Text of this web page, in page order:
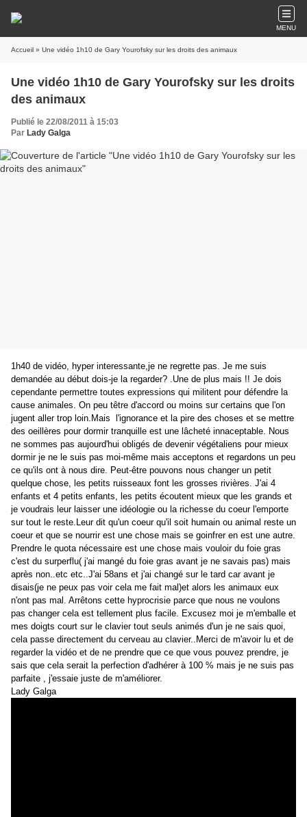
MENU
Accueil » Une vidéo 1h10 de Gary Yourofsky sur les droits des animaux
Une vidéo 1h10 de Gary Yourofsky sur les droits
des animaux
Publié le 22/08/2011 à 15:03
Par Lady Galga
1h40 de vidéo, hyper interessante,je ne regrette pas. Je me suis
demandée au début dois-je la regarder? .Une de plus mais !! Je dois
cependante permettre toutes expressions qui militent pour défendre la
cause animales. On peu têtre d'accord ou moins sur certains que l'on
jugent aller trop loin.Mais l'ignorance et la pire des choses et se mettre
des oeillères pour dormir tranquille est une lâcheté innaceptable. Nous
ne sommes pas aujourd'hui obligés de devenir végétaliens pour mieux
dormir je ne le suis pas moi-même mais acceptons et regardons un peu
ce qu'ils ont à nous dire. Peut-être pouvons nous changer un petit
quelque chose, les petits ruisseaux font les grosses rivières. J'ai 4
enfants et 4 petits enfants, les petits écoutent mieux que les grands et
je voudrais leur laisser une idéologie ou la richesse du coeur l'emporte
sur tout le reste.Leur dit qu'un coeur qu'il soit humain ou animal reste un
coeur et que se nourrir est une chose mais se goinfrer en est une autre.
Prendre le quota nécessaire est une chose mais vouloir du foie gras
c'est du surperflu( j'ai mangé du foie gras avant je ne savais pas) mais
après non..etc etc..J'ai 58ans et j'ai changé sur le tard car avant je
disais(je ne peux pas voir cela me fait mal)et alors les animaux eux
n'ont pas mal. Arrêtons cette hyprocrisie parce que nous ne voulons
pas changer cela est tellement plus facile. Excusez moi je m'emballe et
mes doigts court sur le clavier tout seuls animés d'un je ne sais quoi,
cela passe directement du cerveau au clavier..Merci de m'avoir lu et de
regarder la vidéo et de ne prendre que ce que vous pouvez prendre, je
sais que cela serait la perfection d'adhérer à 100 % mais je ne suis pas
parfaite , j'essaie juste de m'améliorer.
Lady Galga